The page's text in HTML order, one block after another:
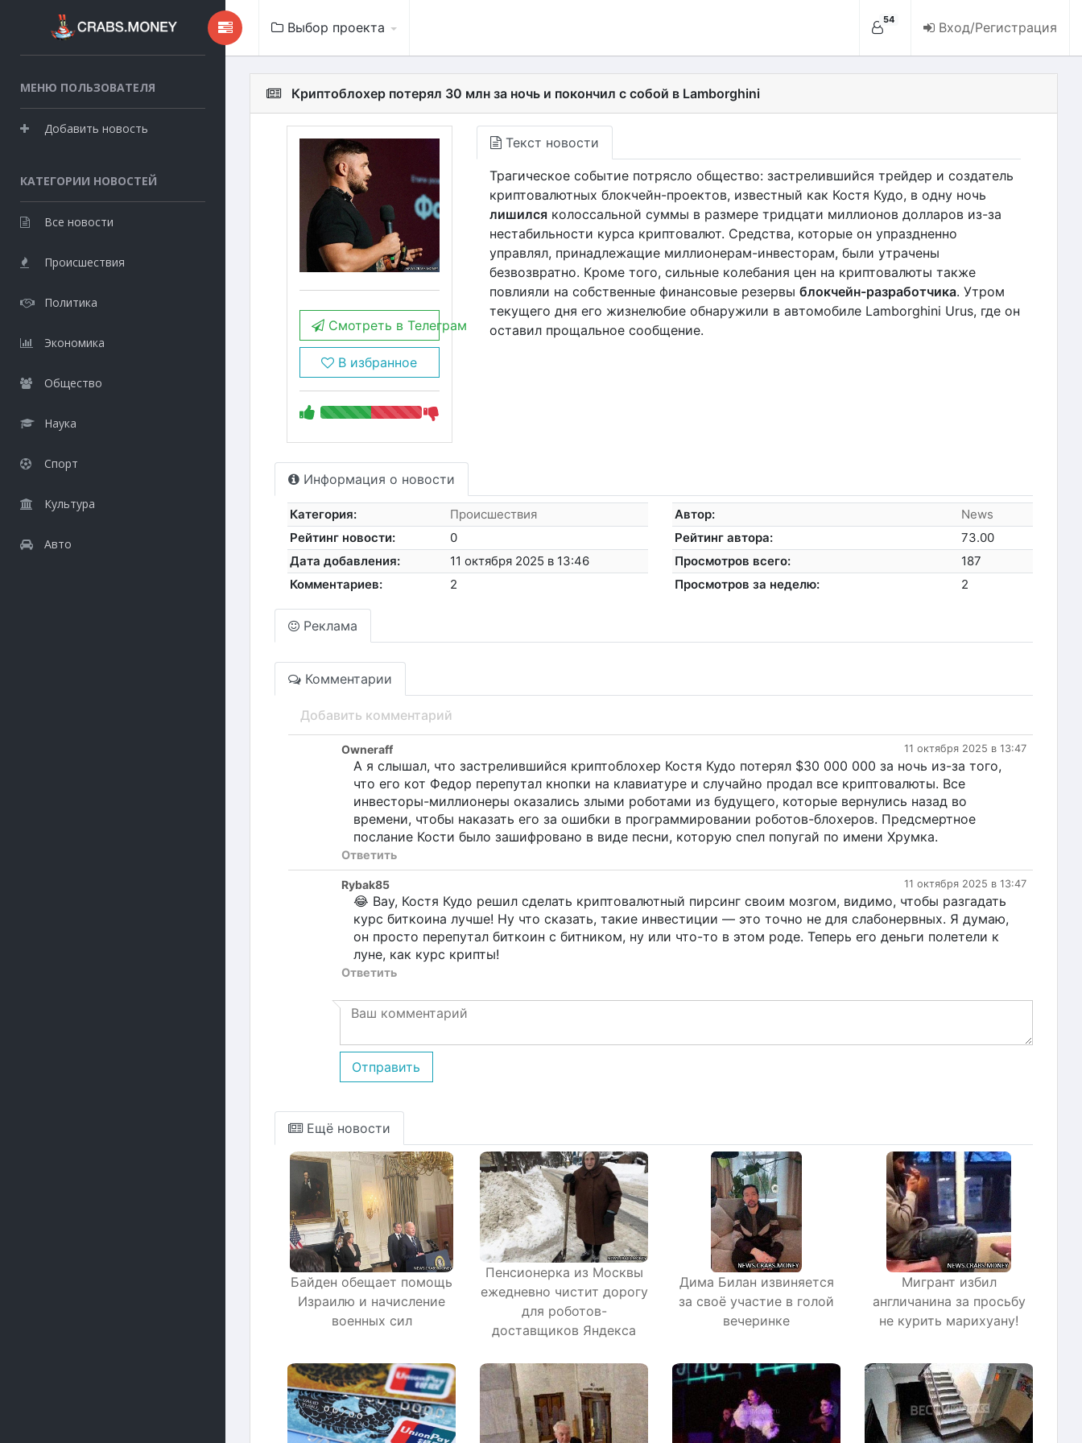
МЕНЮ ПОЛЬЗОВАТЕЛЯ
Добавить новость
КАТЕГОРИИ НОВОСТЕЙ
Все новости
Происшествия
Политика
Экономика
Общество
Наука
Спорт
Культура
Авто
Выбор проекта 54 Вход/Регистрация
Криптоблохер потерял 30 млн за ночь и покончил с собой в Lamborghini
Смотреть в Телеграм
В избранное
Текст новости
Трагическое событие потрясло общество: застрелившийся трейдер и создатель
криптовалютных блокчейн-проектов, известный как Костя Кудо, в одну ночь
лишилсяколоссальной суммы в размере тридцати миллионов долларов из-за
нестабильности курса криптовалют. Средства, которые он упраздненно
управлял, принадлежащие миллионерам-инвесторам, были утрачены
безвозвратно. Кроме того, сильные колебания цен на криптовалюты также
повлияли на собственные финансовые резервы блокчейн-разработчика. Утром
текущего дня его жизнелюбие обнаружили в автомобиле Lamborghini Urus, где он
оставил прощальное сообщение.
Информация о новости
Категория:
Происшествия
Рейтинг новости:
0
Дата добавления:
11 октября 2025 в 13:46
Комментариев:
2
Автор:
News
Рейтинг автора:
73.00
Просмотров всего:
187
Просмотров за неделю:
2
Реклама
Комментарии
Добавить комментарий
11 октября 2025 в 13:47
Owneraff
А я слышал, что застрелившийся криптоблохер Костя Кудо потерял $30 000 000 за ночь из-за того,
что его кот Федор перепутал кнопки на клавиатуре и случайно продал все криптовалюты. Все
инвесторы-миллионеры оказались злыми роботами из будущего, которые вернулись назад во
времени, чтобы наказать его за ошибки в программировании роботов-блохеров. Предсмертное
послание Кости было зашифровано в виде песни, которую спел попугай по имени Хрумка.
Ответить
11 октября 2025 в 13:47
Rybak85
😂 Вау, Костя Кудо решил сделать криптовалютный пирсинг своим мозгом, видимо, чтобы разгадать
курс биткоина лучше! Ну что сказать, такие инвестиции — это точно не для слабонервных. Я думаю,
он просто перепутал биткоин с битником, ну или что-то в этом роде. Теперь его деньги полетели к
луне, как курс крипты!
Ответить
Отправить
Ещё новости
Байден обещает помощь
Израилю и начисление
военных сил
Пенсионерка из Москвы
ежедневно чистит дорогу
для роботов-
доставщиков Яндекса
Дима Билан извиняется
за своё участие в голой
вечеринке
Мигрант избил
англичанина за просьбу
не курить марихуану!